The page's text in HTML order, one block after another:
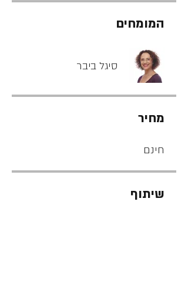
המומחים
סיגל ביבר
מחיר
חינם
שיתוף